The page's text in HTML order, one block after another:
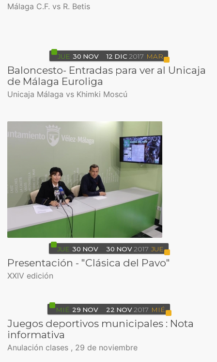
Málaga C.F. vs R. Betis
JUE 30 NOV 12 DIC 2017 MAR
Baloncesto- Entradas para ver al Unicaja
de Málaga Euroliga
Unicaja Málaga vs Khimki Moscú
JUE 30 NOV 30 NOV 2017 JUE
Presentación - "Clásica del Pavo"
XXIV edición
MIÉ 29 NOV 22 NOV 2017 MIÉ
Juegos deportivos municipales : Nota
informativa
Anulación clases , 29 de noviembre